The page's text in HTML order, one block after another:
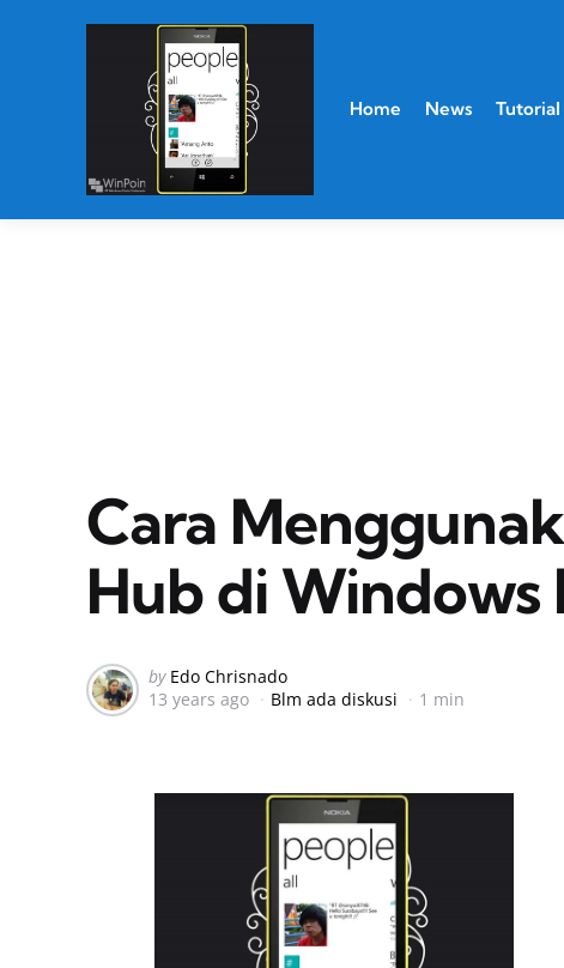
Home News Tutorial
Cara
Hub di Windows
Posted
by
by Edo Chrisnado
13 years ago
Blm ada diskusi 1 min